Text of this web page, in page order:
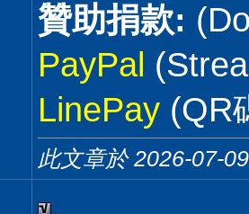
贊助捐款:
PayPal
LinePay (QR
此文章於 2026-07-